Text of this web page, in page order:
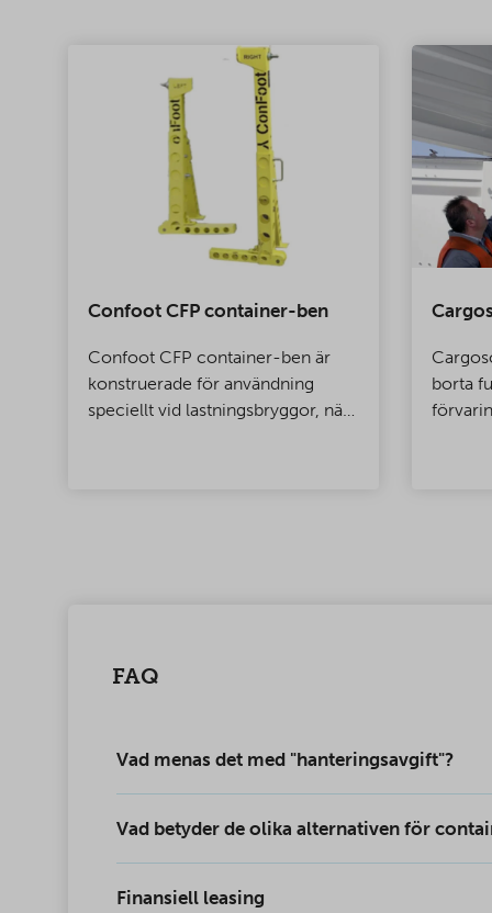
Confoot CFP container-ben
Confoot CFP container-ben är
konstruerade för användning
speciellt vid lastningsbryggor, när
borta
FAQ
Vad menas det med "hanteringsavgift"?
Vad betyder de olika alternativen för
Finansiell leasing